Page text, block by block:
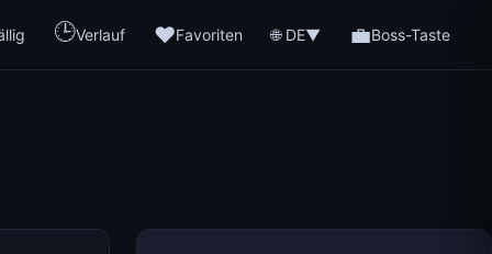
🕒Verlauf ❤️Favoriten 🌐 DE▼ 💼Boss-Taste